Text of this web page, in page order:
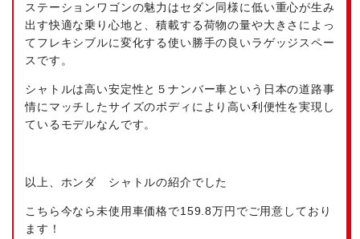
ステーションワゴンの魅力はセダン同様に低い重心が生み
出す快適な乗り心地と、積載する荷物の量や大きさによっ
てフレキシブルに変化する使い勝手の良いラゲッジスペー
スです。
シャトルは高い安定性と５ナンバー車という日本の道路事
情にマッチしたサイズのボディにより高い利便性を実現し
ているモデルなんです。
以上、ホンダ シャトルの紹介でした
こちら今なら未使用車価格で159.8万円でご用意しており
ます！